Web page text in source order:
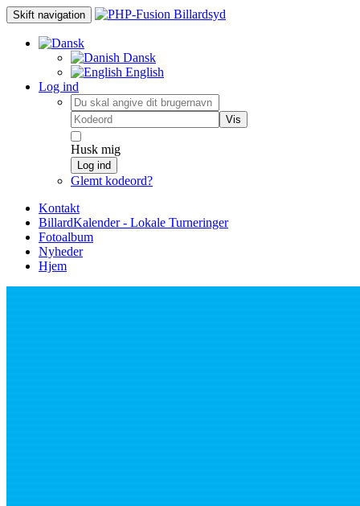
Skift navigation
Dansk
English
Log ind
Vis
Husk mig
Log ind
Glemt kodeord?
Kontakt
BillardKalender - Lokale Turneringer
Fotoalbum
Nyheder
Hjem